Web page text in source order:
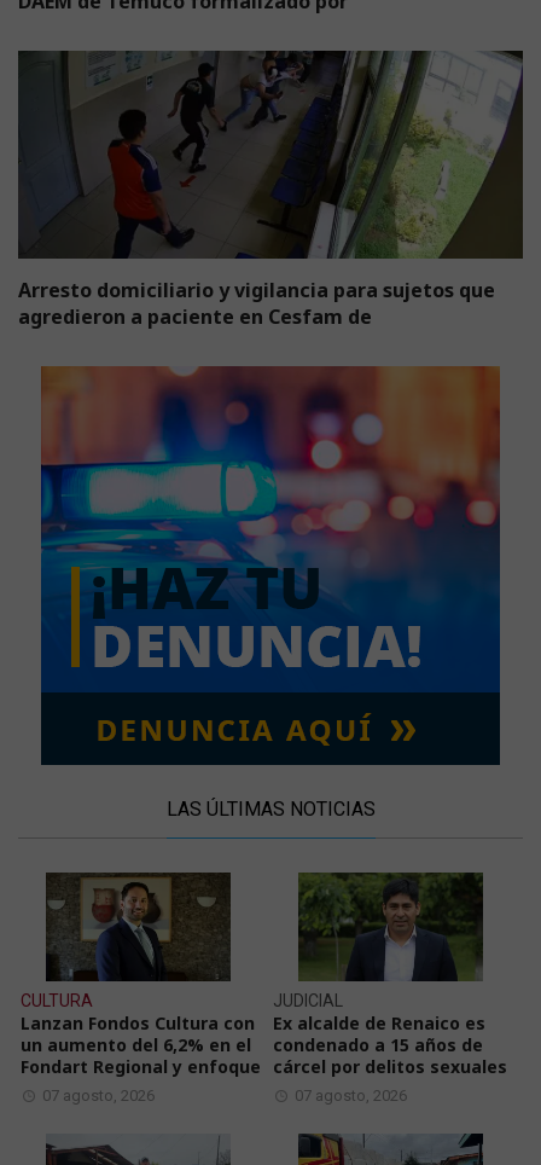
Arresto domiciliario y vigilancia para sujetos que
agredieron a paciente en Cesfam de
LAS ÚLTIMAS NOTICIAS
CULTURA
Lanzan Fondos Cultura con
un aumento del 6,2% en el
Fondart Regional y enfoque
07 agosto, 2026
JUDICIAL
Ex alcalde de Renaico es
condenado a 15 años de
cárcel por delitos sexuales
07 agosto, 2026